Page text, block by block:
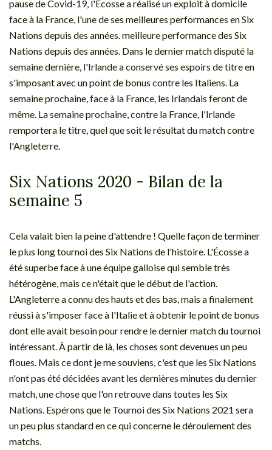
pause de Covid-19, l'Écosse a réalisé un exploit à domicile
face à la France, l'une de ses meilleures performances en Six
Nations depuis des années. meilleure performance des Six
Nations depuis des années. Dans le dernier match disputé la
semaine dernière, l'Irlande a conservé ses espoirs de titre en
s'imposant avec un point de bonus contre les Italiens. La
semaine prochaine, face à la France, les Irlandais feront de
même. La semaine prochaine, contre la France, l'Irlande
remportera le titre, quel que soit le résultat du match contre
l'Angleterre.
Six Nations 2020 - Bilan de la
semaine 5
Cela valait bien la peine d'attendre ! Quelle façon de terminer
le plus long tournoi des Six Nations de l'histoire. L'Écosse a
été superbe face à une équipe galloise qui semble très
hétérogène, mais ce n'était que le début de l'action.
L'Angleterre a connu des hauts et des bas, mais a finalement
réussi à s'imposer face à l'Italie et à obtenir le point de bonus
dont elle avait besoin pour rendre le dernier match du tournoi
intéressant. À partir de là, les choses sont devenues un peu
floues. Mais ce dont je me souviens, c'est que les Six Nations
n'ont pas été décidées avant les dernières minutes du dernier
match, une chose que l'on retrouve dans toutes les Six
Nations. Espérons que le Tournoi des Six Nations 2021 sera
un peu plus standard en ce qui concerne le déroulement des
matchs.